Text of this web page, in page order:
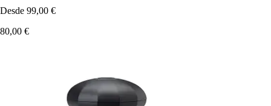
Desde 99,00 €
80,00 €